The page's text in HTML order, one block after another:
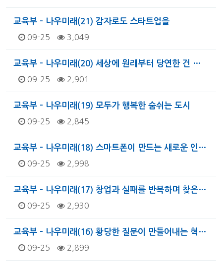
교육부 - 나우미래(21) 감자로도 스타트업을
09-25 3,049
교육부 - 나우미래(20) 세상에 원래부터 당연한 건 …
09-25 2,901
교육부 - 나우미래(19) 모두가 행복한 숨쉬는 도시
09-25 2,845
교육부 - 나우미래(18) 스마트폰이 만드는 새로운 인…
09-25 2,998
교육부 - 나우미래(17) 창업과 실패를 반복하며 찾은…
09-25 2,930
교육부 - 나우미래(16) 황당한 질문이 만들어내는 혁…
09-25 2,899